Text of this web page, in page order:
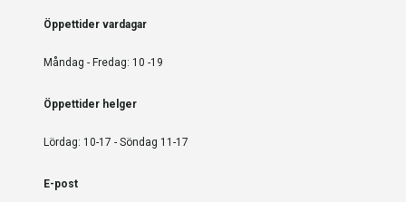
Öppettider vardagar
Måndag - Fredag: 10 -19
Öppettider helger
Lördag: 10-17 - Söndag 11-17
E-post